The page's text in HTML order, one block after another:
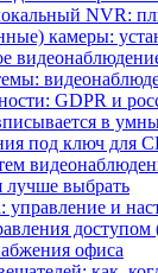
NVR:
камеры:
GDPR и
в
под ключ для
лучше выбрать
управление и
офиса